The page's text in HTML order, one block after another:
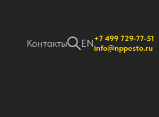
Контакты EN+7 499 729-77-51
info@nppesto.ru